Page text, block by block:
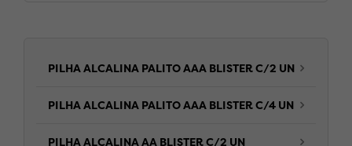
PILHA ALCALINA PALITO AAA BLISTER C/2 UN
PILHA ALCALINA PALITO AAA BLISTER C/4 UN
PILHA ALCALINA AA BLISTER C/2 UN